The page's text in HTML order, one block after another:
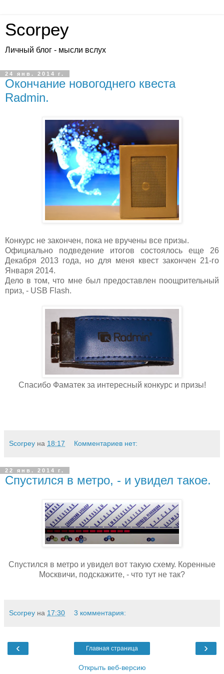
Scorpey
Личный блог - мысли вслух
24 янв. 2014 г.
Окончание новогоднего квеста
Radmin.
Конкурс не закончен, пока не вручены все призы.
Официально подведение итогов состоялось еще 26
Декабря 2013 года, но для меня квест закончен 21-го
Января 2014.
Дело в том, что мне был предоставлен поощрительный
приз, - USB Flash.
Спасибо Фаматек за интересный конкурс и призы!
Scorpey на 18:17 Комментариев нет:
22 янв. 2014 г.
Спустился в метро, - и увидел такое.
Спустился в метро и увидел вот такую схему. Коренные
Москвичи, подскажите, - что тут не так?
Scorpey на 17:30 3 комментария:
‹ ›
Главная страница
Открыть веб-версию